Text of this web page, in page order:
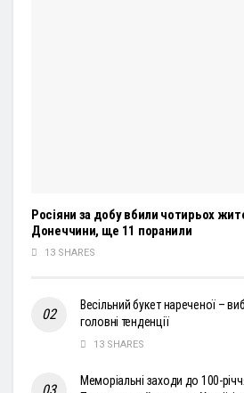
Росіяни за добу вбили чотирьох
Донеччини, ще 11 поранили
13 SHARES
Весільний букет нареченої –
головні тенденції
13 SHARES
Меморіальні заходи до 100-